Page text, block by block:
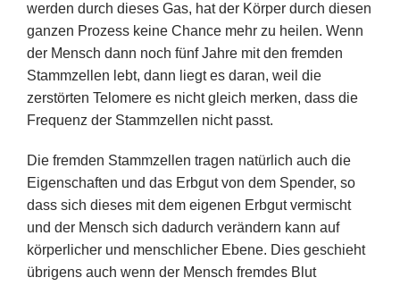
werden durch dieses Gas, hat der Körper durch diesen
ganzen Prozess keine Chance mehr zu heilen. Wenn
der Mensch dann noch fünf Jahre mit den fremden
Stammzellen lebt, dann liegt es daran, weil die
zerstörten Telomere es nicht gleich merken, dass die
Frequenz der Stammzellen nicht passt.
Die fremden Stammzellen tragen natürlich auch die
Eigenschaften und das Erbgut von dem Spender, so
dass sich dieses mit dem eigenen Erbgut vermischt
und der Mensch sich dadurch verändern kann auf
körperlicher und menschlicher Ebene. Dies geschieht
übrigens auch wenn der Mensch fremdes Blut